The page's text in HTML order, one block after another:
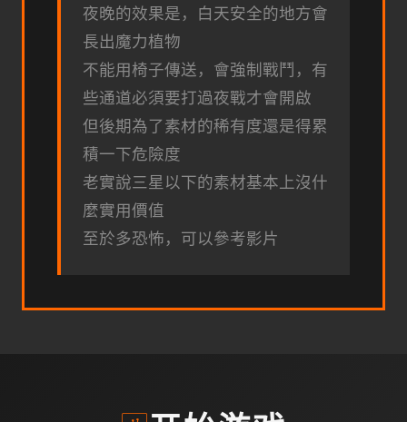
夜晚的效果是，白天安全的地方會
長出魔力植物
不能用椅子傳送，會強制戰鬥，有
些通道必須要打過夜戰才會開啟
但後期為了素材的稀有度還是得累
積一下危險度
老實說三星以下的素材基本上沒什
麼實用價值
至於多恐怖，可以參考影片